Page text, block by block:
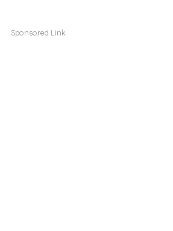
Sponsored Link